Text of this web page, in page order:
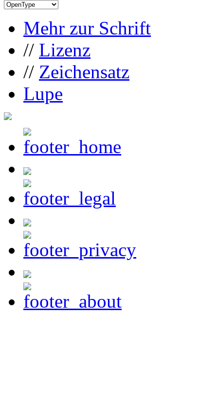
Mehr zur Schrift
// Lizenz
// Zeichensatz
Lupe